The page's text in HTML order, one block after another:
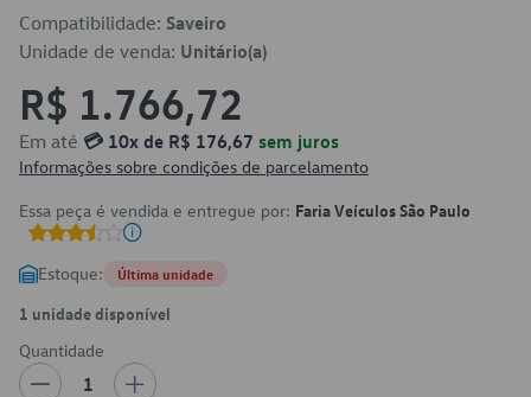
Compatibilidade: Saveiro
Unidade de venda: Unitário(a)
R$ 1.766,72
Em até 💳 10x de R$ 176,67 sem juros
Informações sobre condições de parcelamento
Essa peça é vendida e entregue por: Faria Veículos São Paulo
Estoque: Última unidade
1 unidade disponível
Quantidade
1